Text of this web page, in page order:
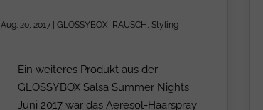
Aug. 20, 2017 | GLOSSYBOX RAUSCH Styling
Ein weiteres Produkt aus der
GLOSSYBOX Salsa Summer Nights
Juni 2017 war das Aeresol-Haarspray